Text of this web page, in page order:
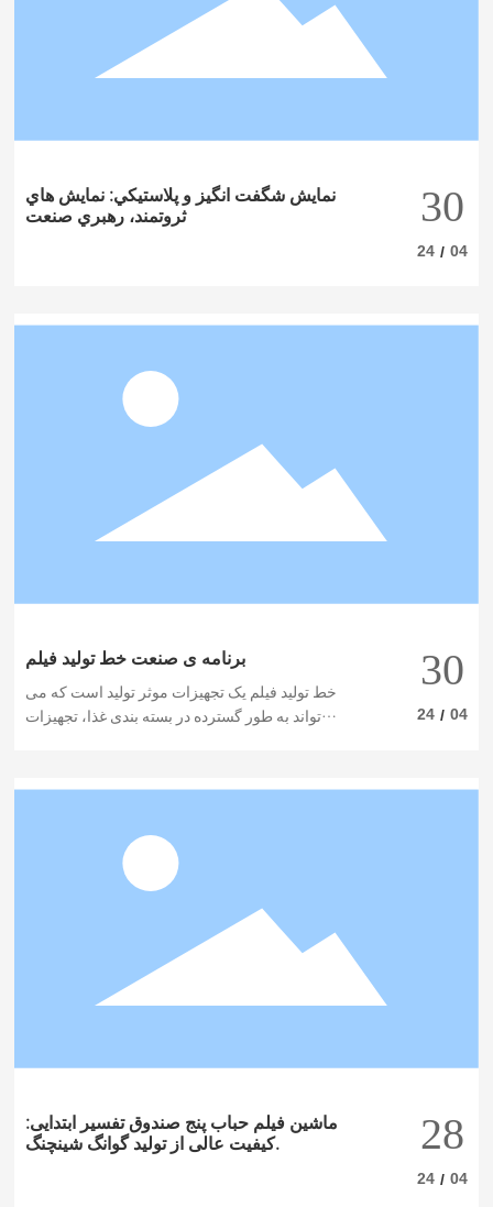
نمايش شگفت انگيز و پلاستيکي: نمايش هاي
ثروتمند، رهبري صنعت
30
24 / 04
برنامه ی صنعت خط تولید فیلم
خط تولید فیلم یک تجهیزات موثر تولید است که می
تواند به طور گسترده در بسته بندی غذا، تجهیزات
معرفی می کند و راه حل هایی برای صنایع مربوط
30
24 / 04
ماشین فیلم حباب پنج صندوق تفسیر ابتدایی:
کیفیت عالی از تولید گوانگ شینچنگ.
28
24 / 04